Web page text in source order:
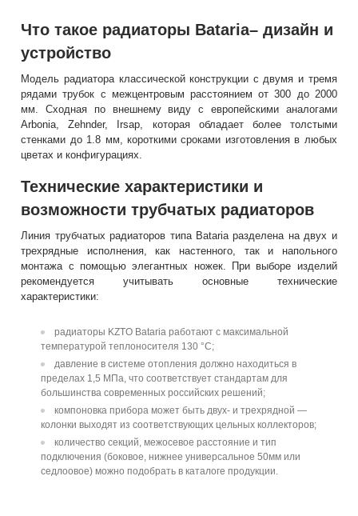
Что такое радиаторы Bataria– дизайн и
устройство
Модель радиатора классической конструкции с двумя и тремя
рядами трубок с межцентровым расстоянием от 300 до 2000
мм. Сходная по внешнему виду с европейскими аналогами
Arbonia, Zehnder, Irsap, которая обладает более толстыми
стенками до 1.8 мм, короткими сроками изготовления в любых
цветах и конфигурациях.
Технические характеристики и
возможности трубчатых радиаторов
Линия трубчатых радиаторов типа Bataria разделена на двух и
трехрядные исполнения, как настенного, так и напольного
монтажа с помощью элегантных ножек. При выборе изделий
рекомендуется учитывать основные технические
характеристики:
радиаторы KZTO Bataria работают с максимальной
температурой теплоносителя 130 °С;
давление в системе отопления должно находиться в
пределах 1,5 МПа, что соответствует стандартам для
большинства современных российских решений;
компоновка прибора может быть двух- и трехрядной —
колонки выходят из соответствующих цельных коллекторов;
количество секций, межосевое расстояние и тип
подключения (боковое, нижнее универсальное 50мм или
седлоовое) можно подобрать в каталоге продукции.